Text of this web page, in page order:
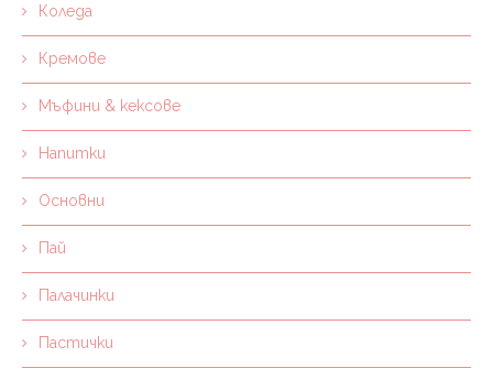
Коледа
Кремове
Мъфини & кексове
Напитки
Основни
Пай
Палачинки
Пастички